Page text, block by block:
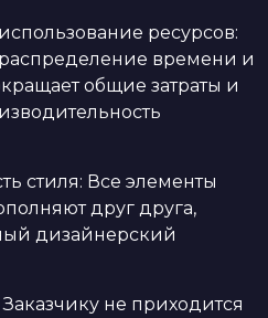
ресурсов:
времени и
общие затраты и
стиля: Все элементы
друг друга,
дизайнерский
не приходится